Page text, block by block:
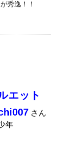
秀逸！！
エット
さん
年